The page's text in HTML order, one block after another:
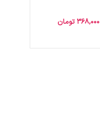
368,000تومان